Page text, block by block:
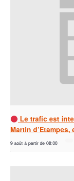
Le trafic est
Martin d’Etampes,
9 août à partir de 08:00